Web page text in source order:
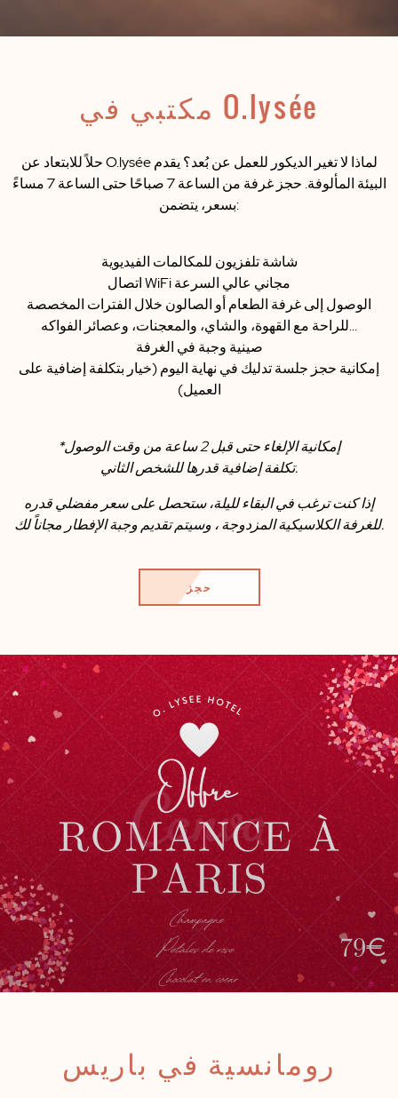
مكتبي في O.lysée
لماذا لا تغير الديكور للعمل عن بُعد؟ يقدمO.lyséeحلاً للابتعاد عن
البيئة المألوفة. حجز غرفة من الساعة 7 صباحًا حتى الساعة 7 مساءً
بسعر، يتضمن:
شاشة تلفزيون للمكالمات الفيديوية
اتصال WiFi مجاني عالي السرعة
الوصول إلى غرفة الطعام أو الصالون خلال الفترات المخصصة
للراحة مع القهوة، والشاي، والمعجنات، وعصائر الفواكه...
صينية وجبة في الغرفة
إمكانية حجز جلسة تدليك في نهاية اليوم (خيار بتكلفة إضافية على
العميل)
*إمكانية الإلغاء حتى قبل 2 ساعة من وقت الوصول
تكلفة إضافية قدرها للشخص الثاني.
إذا كنت ترغب في البقاء لليلة، ستحصل على سعر مفضلي قدره
للغرفة الكلاسيكية المزدوجة ، وسيتم تقديم وجبة الإفطار مجاناً لك.
حجز
رومانسية في باريس